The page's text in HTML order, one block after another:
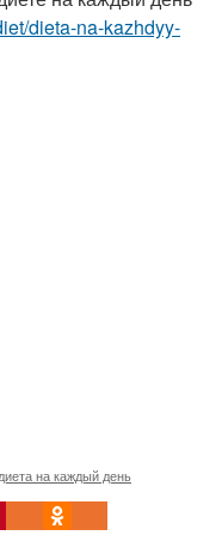
dieta-na-kazhdyy-
диета на каждый день